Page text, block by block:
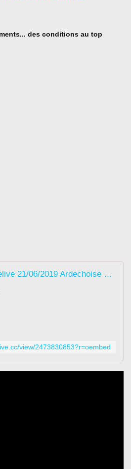
des conditions au top
Relive 21/06/2019 Ardechoise Vélo Marathon
view/2473830853?r=oembed